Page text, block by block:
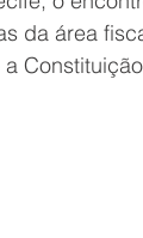
da área